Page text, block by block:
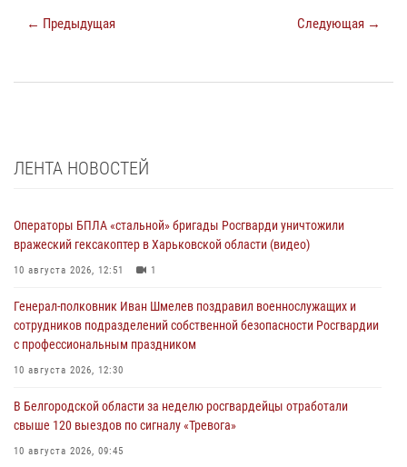
← Предыдущая Следующая →
ЛЕНТА НОВОСТЕЙ
Операторы БПЛА «стальной» бригады Росгварди уничтожили
вражеский гексакоптер в Харьковской области (видео)
10 августа 2026, 12:51 1
Генерал-полковник Иван Шмелев поздравил военнослужащих и
сотрудников подразделений собственной безопасности Росгвардии
с профессиональным праздником
10 августа 2026, 12:30
В Белгородской области за неделю росгвардейцы отработали
свыше 120 выездов по сигналу «Тревога»
10 августа 2026, 09:45